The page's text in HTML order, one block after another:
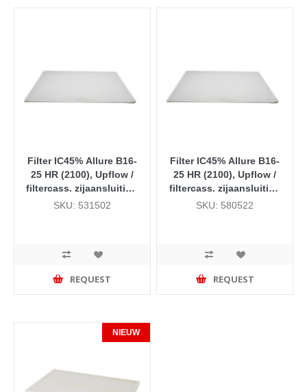
Filter IC45% Allure B16-
25 HR (2100), Upflow /
filtercass. zijaansluiting
lang
SKU: 531502
REQUEST
Filter IC45% Allure B16-
25 HR (2100), Upflow /
filtercass. zijaansluiting
lang, (doos 25 stuks)
SKU: 580522
REQUEST
NIEUW